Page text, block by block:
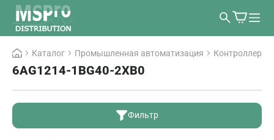
Каталог Промышленная автоматизация Контроллеры
6AG1214-1BG40-2XB0
Фильтр